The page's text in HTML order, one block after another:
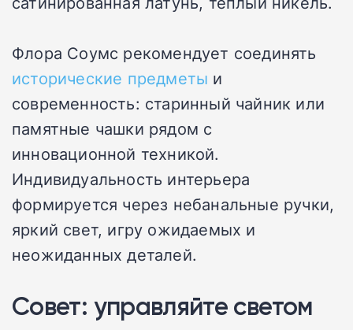
Флора Соумс рекомендует соединять
исторические предметы и
современность: старинный чайник или
памятные чашки рядом с
инновационной техникой.
Индивидуальность интерьера
формируется через небанальные ручки,
яркий свет, игру ожидаемых и
неожиданных деталей.
Совет: управляйте светом